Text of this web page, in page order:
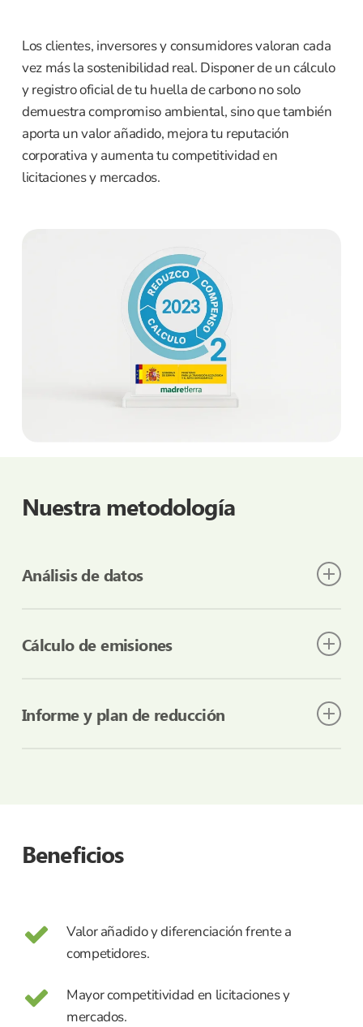
Los clientes, inversores y consumidores valoran cada
vez más la sostenibilidad real. Disponer de un cálculo
y registro oficial de tu huella de carbono no solo
demuestra compromiso ambiental, sino que también
aporta un valor añadido, mejora tu reputación
corporativa y aumenta tu competitividad en
licitaciones y mercados.
Nuestra metodología
Análisis de datos
energéticos, materias primas, transporte y actividades
Cálculo de emisiones
norma ISO 14064 y el GHG Protocol para determinar
Informe y plan de reducción
Beneficios
Valor añadido y diferenciación frente a
competidores.
Mayor competitividad en licitaciones y
mercados.